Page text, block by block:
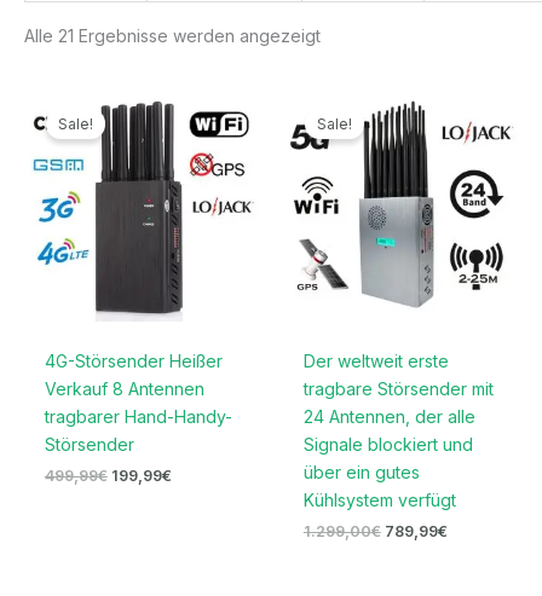
Alle 21 Ergebnisse werden angezeigt
Sale!
4G-Störsender Heißer
Verkauf 8 Antennen
tragbarer Hand-Handy-
Störsender
499,99€
Preis
war:
499,99€
199,99€
Preis
ist:
199,99€.
Sale!
Der weltweit erste
tragbare Störsender mit
24 Antennen, der alle
Signale blockiert und
über ein gutes
Kühlsystem verfügt
1.299,00€
Preis
war:
1.299,00€
789,99€
ist: